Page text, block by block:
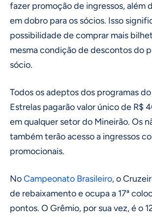
fazer promoção de ingressos, além
em dobro para os sócios. Isso
possibilidade de comprar mais
mesma condição de descontos do
sócio.
Todos os adeptos dos programas
Estrelas pagarão valor único de R$
em qualquer setor do Mineirão. Os
também terão acesso a ingressos
promocionais.
NoCampeonato Brasileiro, o
de rebaixamento e ocupa a 17ª
pontos. O Grêmio, por sua vez, é o